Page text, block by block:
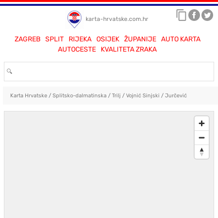
karta-hrvatske.com.hr
ZAGREB SPLIT RIJEKA OSIJEK ŽUPANIJE
AUTO KARTA
AUTOCESTE
KVALITETA ZRAKA
Karta Hrvatske/ Splitsko-dalmatinska/ Trilj / Vojnić Sinjski / Jurčević